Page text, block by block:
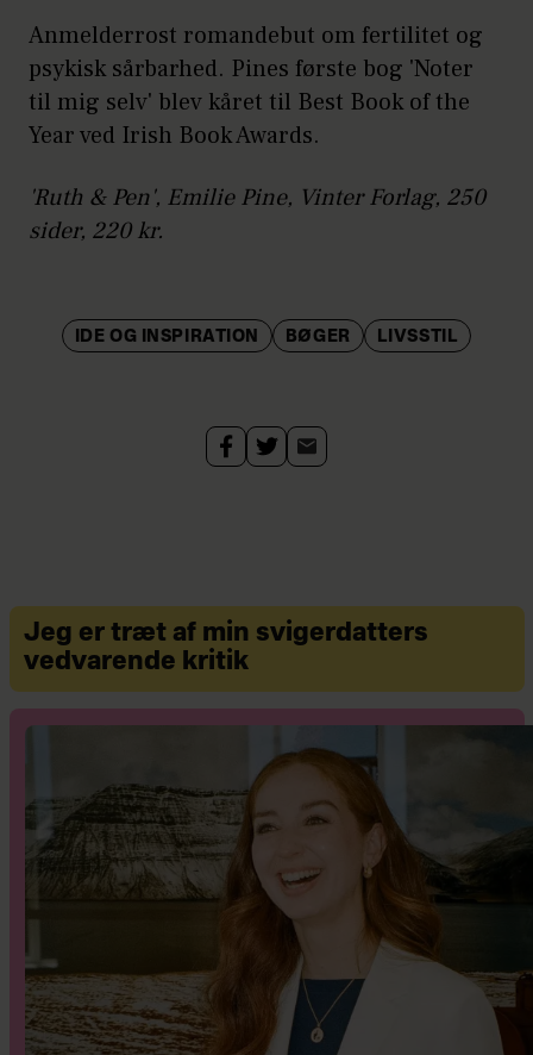
Anmelderrost romandebut om fertilitet og
psykisk sårbarhed. Pines første bog 'Noter
til mig selv' blev kåret til Best Book of the
Year ved Irish Book Awards.
'Ruth & Pen', Emilie Pine, Vinter Forlag, 250
sider, 220 kr.
IDE OG INSPIRATION BØGER LIVSSTIL
Jeg er træt af min svigerdatters
vedvarende kritik